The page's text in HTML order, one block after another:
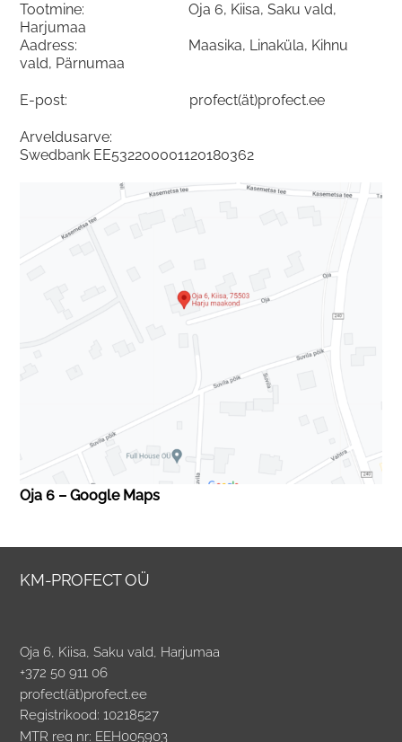
Tootmine: Oja 6, Kiisa, Saku vald,
Harjumaa
Aadress: Maasika, Linaküla, Kihnu
vald, Pärnumaa
E-post: profect(ät)profect.ee
Arveldusarve:
Swedbank EE532200001120180362
Oja 6 – Google Maps
KM-PROFECT OÜ
Oja 6, Kiisa, Saku vald, Harjumaa
+372 50 911 06
profect(ät)profect.ee
Registrikood: 10218527
MTR reg nr: EEH005903